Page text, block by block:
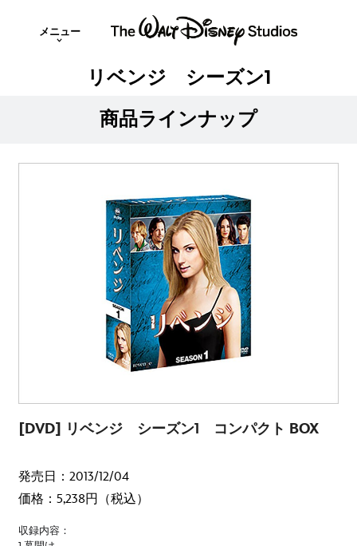
メニュー
リベンジ シーズン1
商品ラインナップ
[DVD] リベンジ シーズン1 コンパクト BOX
発売日：2013/12/04
価格：5,238円（税込）
収録内容：